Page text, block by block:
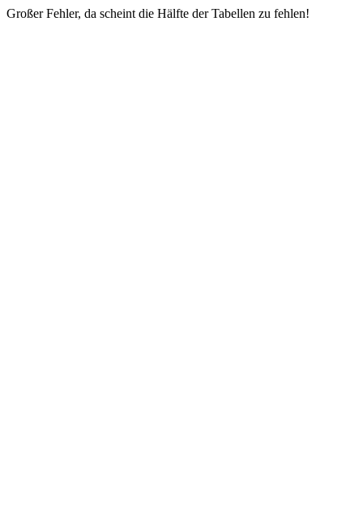
Großer Fehler, da scheint die Hälfte der Tabellen zu fehlen!